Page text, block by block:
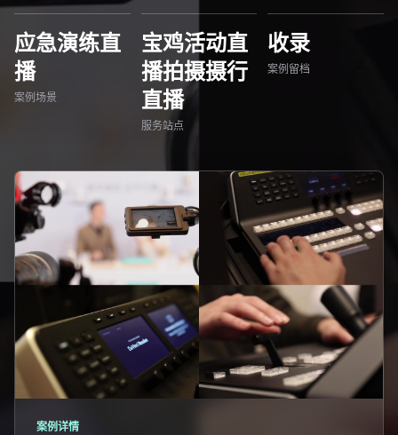
应急演练直
播
案例场景
宝鸡活动直
播拍摄摄行
直播
服务站点
收录
案例留档
案例详情